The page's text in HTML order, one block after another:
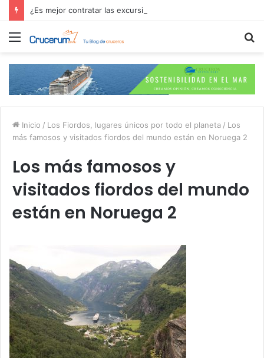
Menú
Inicio / Los Fiordos, lugares únicos por todo el planeta / Los
más famosos y visitados fiordos del mundo están en Noruega 2
Los más famosos y
visitados fiordos del mundo
están en Noruega 2